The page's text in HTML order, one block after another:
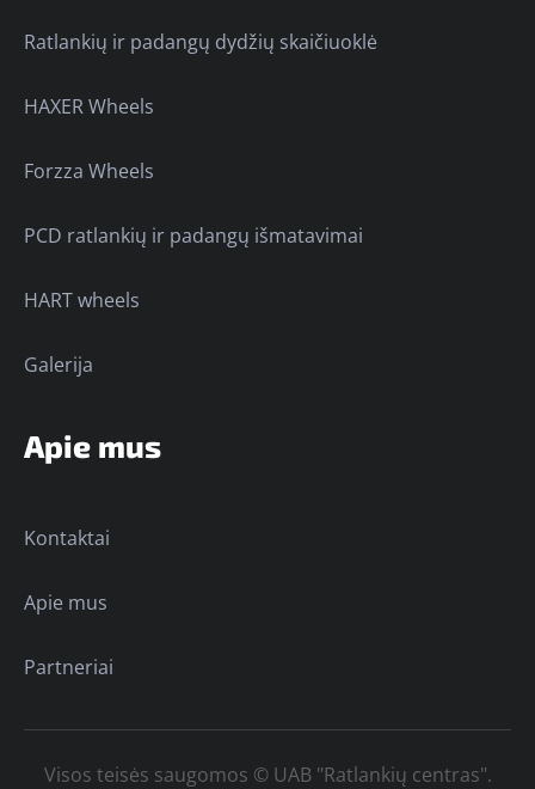
Ratlankių ir padangų dydžių skaičiuoklė
HAXER Wheels
Forzza Wheels
PCD ratlankių ir padangų išmatavimai
HART wheels
Galerija
Apie mus
Kontaktai
Apie mus
Partneriai
Visos teisės saugomos © UAB "Ratlankių centras".